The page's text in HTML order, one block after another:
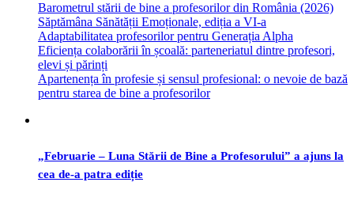
Barometrul stării de bine a profesorilor din România (2026)
Săptămâna Sănătății Emoționale, ediția a VI-a
Adaptabilitatea profesorilor pentru Generația Alpha
Eficiența colaborării în școală: parteneriatul dintre profesori,
elevi și părinți
Apartenența în profesie și sensul profesional: o nevoie de bază
pentru starea de bine a profesorilor
„Februarie – Luna Stării de Bine a Profesorului” a ajuns la
cea de-a patra ediție